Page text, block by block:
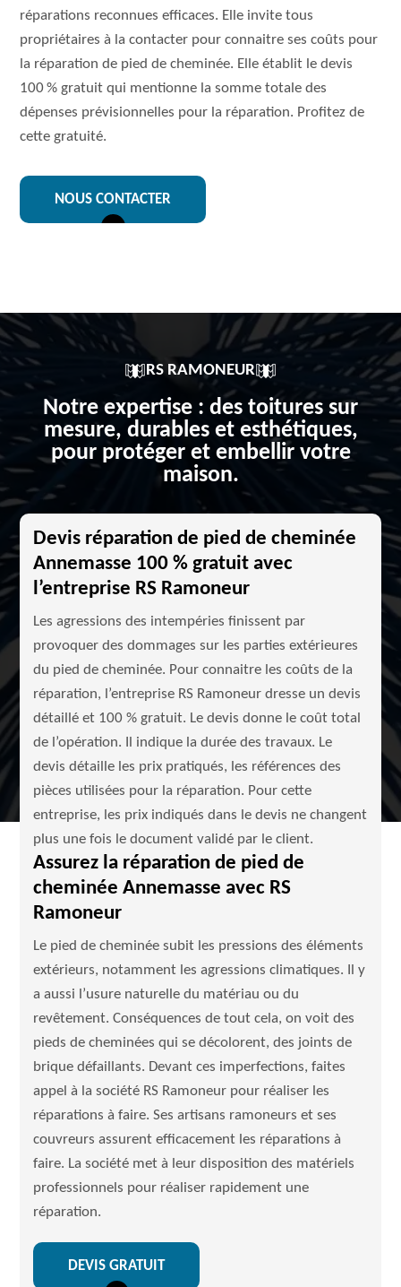
réparations reconnues efficaces. Elle invite tous
propriétaires à la contacter pour connaitre ses coûts pour
la réparation de pied de cheminée. Elle établit le devis
100 % gratuit qui mentionne la somme totale des
dépenses prévisionnelles pour la réparation. Profitez de
cette gratuité.
NOUS CONTACTER
RS RAMONEUR
Notre expertise : des toitures sur
mesure, durables et esthétiques,
pour protéger et embellir votre
maison.
Devis réparation de pied de cheminée
Annemasse 100 % gratuit avec
l’entreprise RS Ramoneur
Les agressions des intempéries finissent par
provoquer des dommages sur les parties extérieures
du pied de cheminée. Pour connaitre les coûts de la
réparation, l’entreprise RS Ramoneur dresse un devis
détaillé et 100 % gratuit. Le devis donne le coût total
de l’opération. Il indique la durée des travaux. Le
devis détaille les prix pratiqués, les références des
pièces utilisées pour la réparation. Pour cette
entreprise, les prix indiqués dans le devis ne changent
plus une fois le document validé par le client.
Assurez la réparation de pied de
cheminée Annemasse avec RS
Ramoneur
Le pied de cheminée subit les pressions des éléments
extérieurs, notamment les agressions climatiques. Il y
a aussi l’usure naturelle du matériau ou du
revêtement. Conséquences de tout cela, on voit des
pieds de cheminées qui se décolorent, des joints de
brique défaillants. Devant ces imperfections, faites
appel à la société RS Ramoneur pour réaliser les
réparations à faire. Ses artisans ramoneurs et ses
couvreurs assurent efficacement les réparations à
faire. La société met à leur disposition des matériels
professionnels pour réaliser rapidement une
réparation.
DEVIS GRATUIT